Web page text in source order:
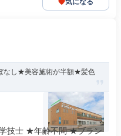
気になる
し★美容施術が半額★髪色
技士 ★年齢不問 ★ブラン